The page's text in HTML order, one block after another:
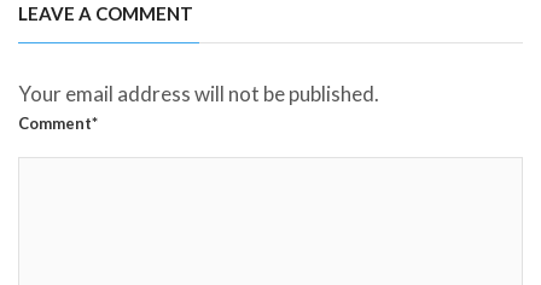
LEAVE A COMMENT
Your email address will not be published.
Comment*